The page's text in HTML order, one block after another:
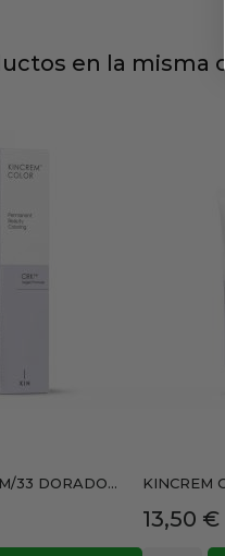
en la misma
33 DORADO... KINCREM
Precio
13,50 €